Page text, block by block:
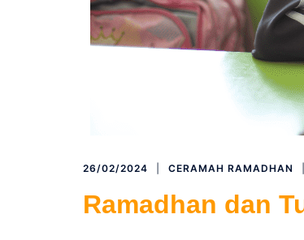
26/02/2024 CERAMAH RAMADHAN
Ramadhan dan